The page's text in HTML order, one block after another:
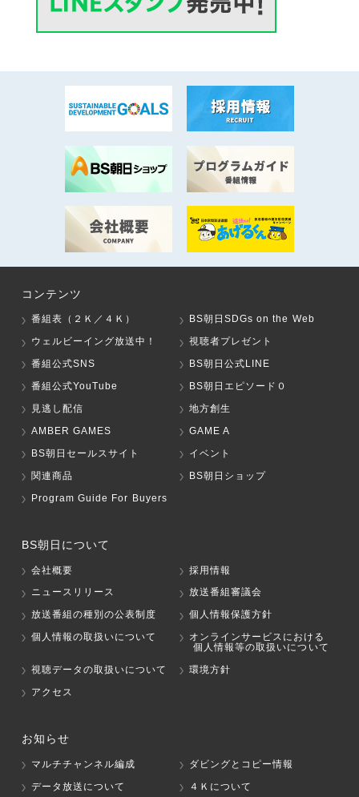
コンテンツ
番組表（２Ｋ／４Ｋ）
BS朝日SDGs on the Web
ウェルビーイング放送中！
視聴者プレゼント
番組公式SNS
BS朝日公式LINE
番組公式YouTube
BS朝日エピソード０
見逃し配信
地方創生
AMBER GAMES
GAME A
BS朝日セールスサイト
イベント
関連商品
BS朝日ショップ
Program Guide For Buyers
BS朝日について
会社概要
採用情報
ニュースリリース
放送番組審議会
放送番組の種別の公表制度
個人情報保護方針
個人情報の取扱いについて
オンラインサービスにおける
個人情報等の取扱いについて
視聴データの取扱いについて
環境方針
アクセス
お知らせ
マルチチャンネル編成
ダビングとコピー情報
データ放送について
４Ｋについて